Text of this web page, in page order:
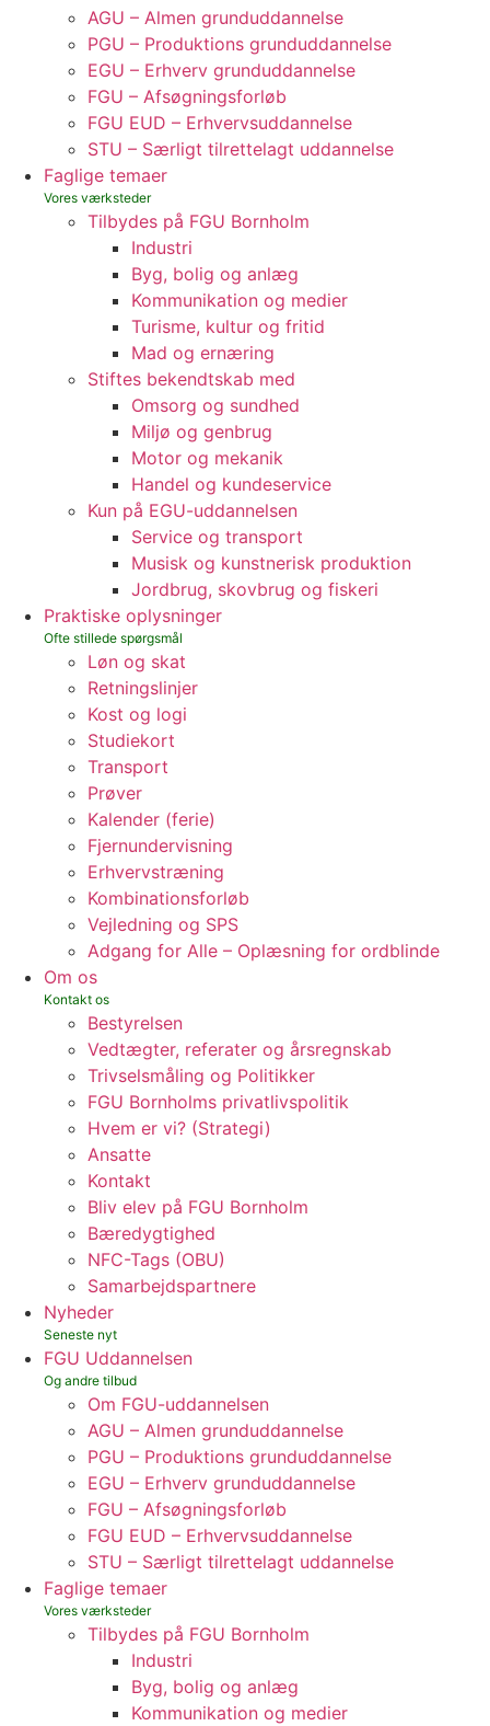
AGU – Almen grunduddannelse
PGU – Produktions grunduddannelse
EGU – Erhverv grunduddannelse
FGU – Afsøgningsforløb
FGU EUD – Erhvervsuddannelse
STU – Særligt tilrettelagt uddannelse
Faglige temaer
Tilbydes på FGU Bornholm
Industri
Byg, bolig og anlæg
Kommunikation og medier
Turisme, kultur og fritid
Mad og ernæring
Stiftes bekendtskab med
Omsorg og sundhed
Miljø og genbrug
Motor og mekanik
Handel og kundeservice
Kun på EGU-uddannelsen
Service og transport
Musisk og kunstnerisk produktion
Jordbrug, skovbrug og fiskeri
Praktiske oplysninger
Løn og skat
Retningslinjer
Kost og logi
Studiekort
Transport
Prøver
Kalender (ferie)
Fjernundervisning
Erhvervstræning
Kombinationsforløb
Vejledning og SPS
Adgang for Alle – Oplæsning for ordblinde
Om os
Bestyrelsen
Vedtægter, referater og årsregnskab
Trivselsmåling og Politikker
FGU Bornholms privatlivspolitik
Hvem er vi? (Strategi)
Ansatte
Kontakt
Bliv elev på FGU Bornholm
Bæredygtighed
NFC-Tags (OBU)
Samarbejdspartnere
Nyheder
FGU Uddannelsen
Om FGU-uddannelsen
AGU – Almen grunduddannelse
PGU – Produktions grunduddannelse
EGU – Erhverv grunduddannelse
FGU – Afsøgningsforløb
FGU EUD – Erhvervsuddannelse
STU – Særligt tilrettelagt uddannelse
Faglige temaer
Tilbydes på FGU Bornholm
Industri
Byg, bolig og anlæg
Kommunikation og medier